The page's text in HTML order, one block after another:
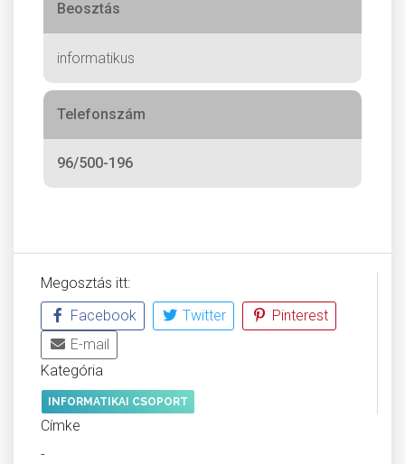
Beosztás
informatikus
Telefonszám
96/500-196
Megosztás itt:
Facebook
Twitter
Pinterest
E-mail
Kategória
INFORMATIKAI CSOPORT
Címke
-